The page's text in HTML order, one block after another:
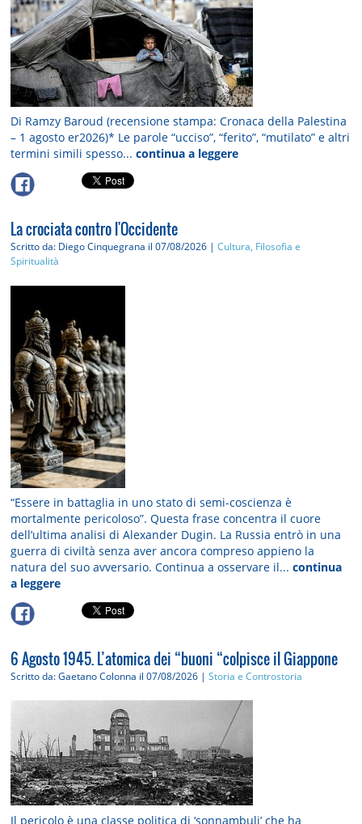
Di Ramzy Baroud (recensione stampa: Cronaca della Palestina
– 1 agosto er2026)* Le parole “ucciso”, “ferito”, “mutilato” e altri
termini simili spesso...continua a leggere
La crociata contro l'Occidente
Scritto da: Diego Cinquegrana il 07/08/2026 |Cultura, Filosofia e
Spiritualità
“Essere in battaglia in uno stato di semi-coscienza è
mortalmente pericoloso”. Questa frase concentra il cuore
dell’ultima analisi di Alexander Dugin. La Russia entrò in una
guerra di civiltà senza aver ancora compreso appieno la
natura del suo avversario. Continua a osservare il...continua
a leggere
6 Agosto 1945. L’atomica dei “buoni “colpisce il Giappone
Scritto da: Gaetano Colonna il 07/08/2026 |Storia e Controstoria
Il pericolo è una classe politica di ‘sonnambuli’ che ha